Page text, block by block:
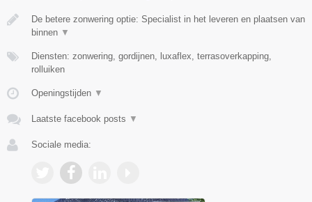
De betere zonwering optie: Specialist in het leveren en plaatsen van
binnen ▼
Diensten: zonwering, gordijnen, luxaflex, terrasoverkapping,
rolluiken
Openingstijden ▼
Laatste facebook posts ▼
Sociale media: